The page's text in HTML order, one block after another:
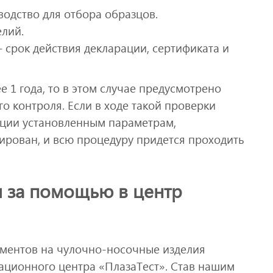
для отбора образцов.
действия декларации, сертификата и
1 года, то в этом случае предусмотрено
контроля. Если в ходе такой проверки
установленным параметрам,
и всю процедуру придется проходить
за помощью в центр
на чулочно-носочные изделия
центра «ПлазаТест». Став нашим